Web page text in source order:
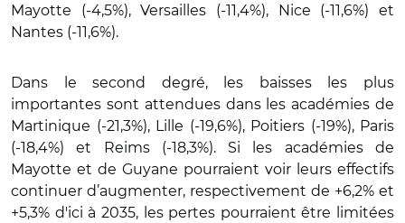
Mayotte (-4,5%), Versailles (-11,4%), Nice (-11,6%) et
Nantes (-11,6%).
Dans le second degré, les baisses les plus
importantes sont attendues dans les académies de
Martinique (-21,3%), Lille (-19,6%), Poitiers (-19%), Paris
(-18,4%) et Reims (-18,3%). Si les académies de
Mayotte et de Guyane pourraient voir leurs effectifs
continuer d’augmenter, respectivement de +6,2% et
+5,3% d'ici à 2035, les pertes pourraient être limitées